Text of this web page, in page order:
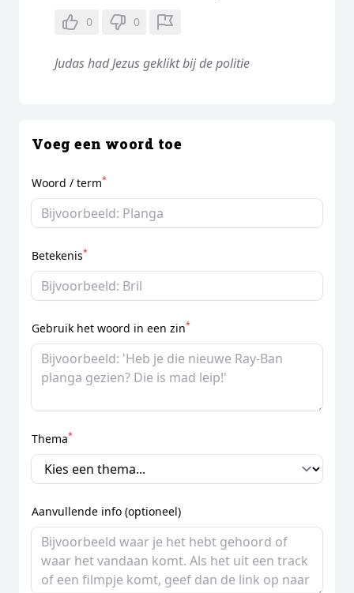
0 0
Judas had Jezus geklikt bij de politie
Voeg een woord toe
Woord / term*
Betekenis*
Gebruik het woord in een zin*
Thema*
Aanvullende info (optioneel)